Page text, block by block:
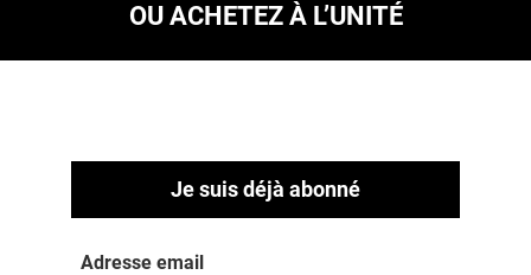
OU ACHETEZ À L’UNITÉ
Je suis déjà abonné
Adresse email